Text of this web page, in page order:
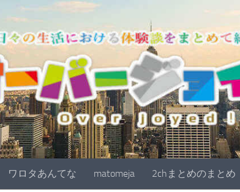
ワロタあんてな matomeja 2chまとめのまとめ